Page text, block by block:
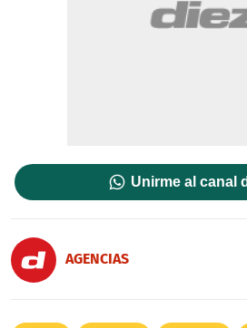
Unirme al canal
AGENCIAS